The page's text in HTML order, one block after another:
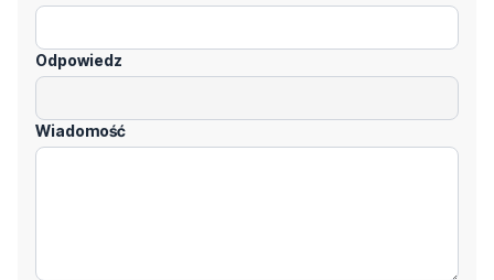
Odpowiedz
Wiadomość